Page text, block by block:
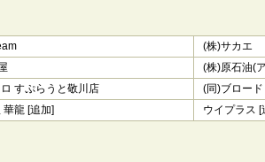
(株)サカエ
(株)原石油(
すぷらうと敬川店
(同)ブロード
華龍 [追加]
ウイプラス [